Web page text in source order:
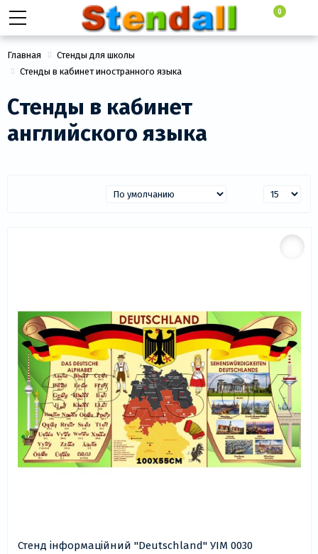
0
Главная
Стенды для школы
Стенды в кабинет иностранного языка
Стенды в кабинет
английского языка
Стенд інформаційний "Deutschland" УІМ 0030